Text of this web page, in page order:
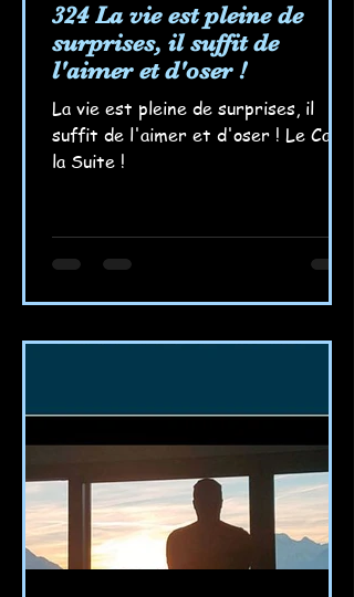
324 La vie est pleine de
surprises, il suffit de
l'aimer et d'oser !
La vie est pleine de surprises, il
suffit de l'aimer et d'oser ! Le Cap,
la Suite !